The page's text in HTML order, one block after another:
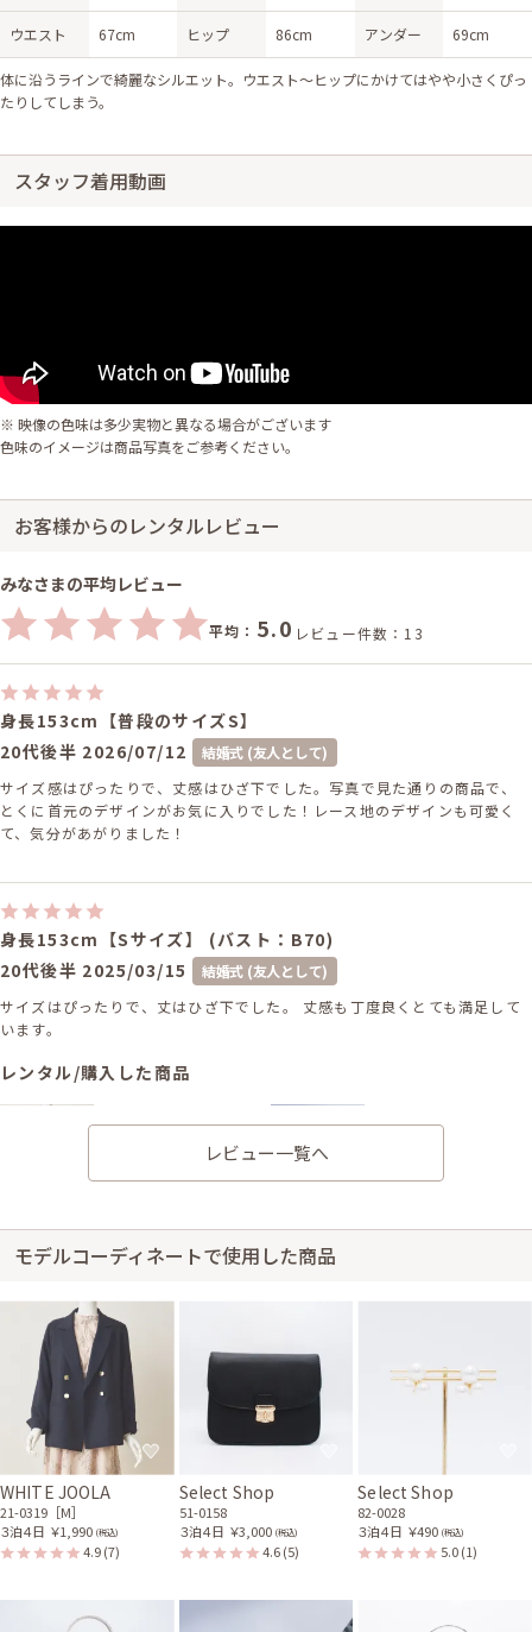
ウエスト 67cm ヒップ 86cm アンダー 69cm
体に沿うラインで綺麗なシルエット。ウエスト〜ヒップにかけてはやや小さくぴっ
たりしてしまう。
スタッフ着用動画
※ 映像の色味は多少実物と異なる場合がございます
色味のイメージは商品写真をご参考ください。
お客様からのレンタルレビュー
みなさまの平均レビュー
平均： 5.0 レビュー件数：13
身長153cm【普段のサイズS】
20代後半 2026/07/12
結婚式 (友人として)
サイズ感はぴったりで、丈感はひざ下でした。写真で見た通りの商品で、
とくに首元のデザインがお気に入りでした！レース地のデザインも可愛く
て、気分があがりました！
身長153cm【Sサイズ】 (バスト：B70)
20代後半 2025/03/15
結婚式 (友人として)
サイズはぴったりで、丈はひざ下でした。 丈感も丁度良くとても満足して
います。
レンタル/購入した商品
ト
82-0046
ヘッドドレス(シルバー)
81-0141
身長153cm【Sサイズ】 (バスト：D65)
10代
2025/02/09
結婚式 (友人として)
サイズはぴったりで、丈はひざ下でした。
レンタル/購入した商品
アイボリーのカシミヤタッ
21-0332
オフホワイトのフラワー刺
繍のミニポシェット
51-0174
ネイビーのミックスレース
グレーのV開きノーカラー
シルバーのV字プレートク
レビュー一覧へ
モデルコーディネートで使用した商品
WHITE JOOLA
21-0319［M］
３泊４日 ￥1,990 (税込)
4.9(7)
Select Shop
51-0158
３泊４日 ￥3,000 (税込)
4.6(5)
Select Shop
82-0028
３泊４日 ￥490 (税込)
5.0(1)